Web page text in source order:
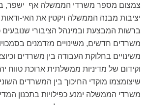
צמצום מספר משרדי הממשלה אף ישפר,
יציבות מבנה הממשלה ויקטין את האי-
ברשות המבצעת ובמינהל הציבורי
משרדים חדשים, משינויים מזדמנים
משינויים בחלוקת העבודה בין משרדים
וקידום של מדיניות ממשלתית ארוכת טווח
שיצומצמו מוקדי החיכוך בין המשרדים
משרדי הממשלה ימנע כפילויות בתכנון